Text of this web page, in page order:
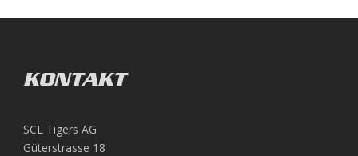
KONTAKT
SCL Tigers AG
Güterstrasse 18